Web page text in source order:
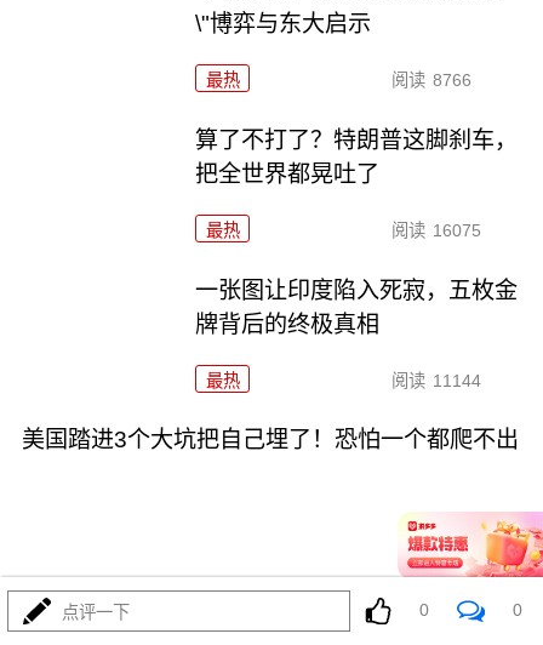
\"博弈与东大启示
最热 阅读 8766
算了不打了？特朗普这脚刹车，
把全世界都晃吐了
最热 阅读 16075
一张图让印度陷入死寂，五枚金
牌背后的终极真相
最热 阅读 11144
美国踏进3个大坑把自己埋了！恐怕一个都爬不出
最热 18249 08-03
点评一下 0 0